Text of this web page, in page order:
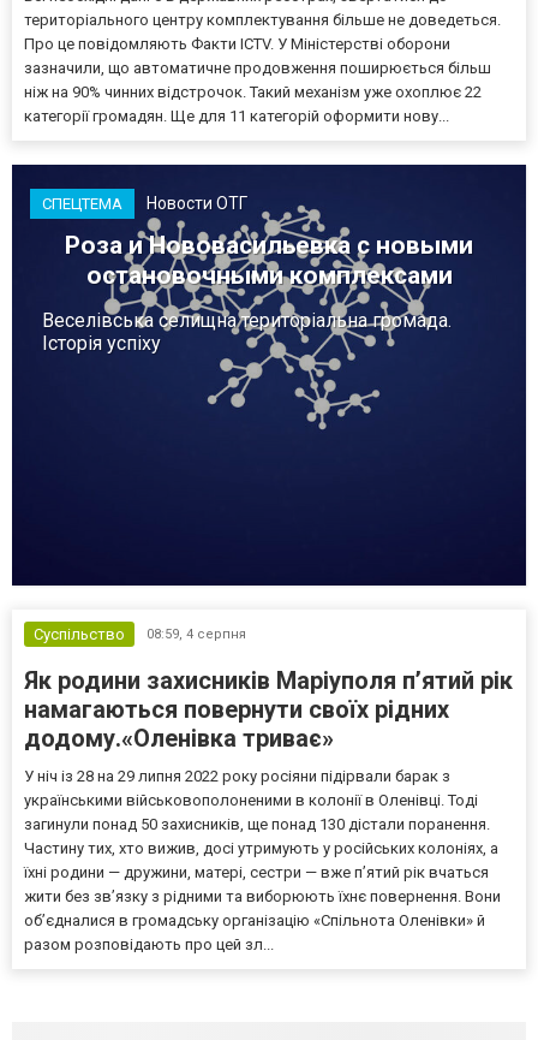
територіального центру комплектування більше не доведеться.
Про це повідомляють Факти ICTV. У Міністерстві оборони
зазначили, що автоматичне продовження поширюється більш
ніж на 90% чинних відстрочок. Такий механізм уже охоплює 22
категорії громадян. Ще для 11 категорій оформити нову...
СПЕЦТЕМА Новости ОТГ
Роза и Нововасильевка с новыми
остановочными комплексами
Веселівська селищна територіальна громада.
Історія успіху
Суспільство 08:59, 4 серпня
Як родини захисників Маріуполя пʼятий рік
намагаються повернути своїх рідних
додому.«Оленівка триває»
У ніч із 28 на 29 липня 2022 року росіяни підірвали барак з
українськими військовополоненими в колонії в Оленівці. Тоді
загинули понад 50 захисників, ще понад 130 дістали поранення.
Частину тих, хто вижив, досі утримують у російських колоніях, а
їхні родини — дружини, матері, сестри — вже п’ятий рік вчаться
жити без зв’язку з рідними та виборюють їхнє повернення. Вони
об’єдналися в громадську організацію «Спільнота Оленівки» й
разом розповідають про цей зл...